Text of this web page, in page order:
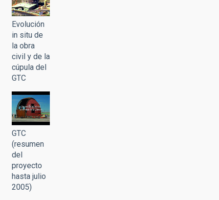
Evolución
in situ de
la obra
civil y de la
cúpula del
GTC
GTC
(resumen
del
proyecto
hasta julio
2005)